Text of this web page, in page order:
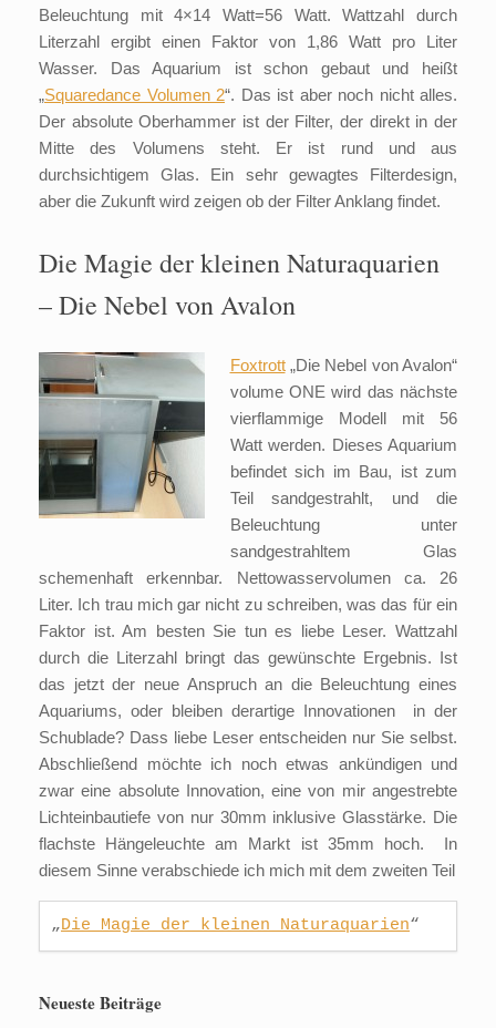
Beleuchtung mit 4×14 Watt=56 Watt. Wattzahl durch
Literzahl ergibt einen Faktor von 1,86 Watt pro Liter
Wasser. Das Aquarium ist schon gebaut und heißt
„Squaredance Volumen 2“. Das ist aber noch nicht alles.
Der absolute Oberhammer ist der Filter, der direkt in der
Mitte des Volumens steht. Er ist rund und aus
durchsichtigem Glas. Ein sehr gewagtes Filterdesign,
aber die Zukunft wird zeigen ob der Filter Anklang findet.
Die Magie der kleinen Naturaquarien
– Die Nebel von Avalon
Foxtrott„Die Nebel von Avalon“
volume ONE wird das nächste
vierflammige Modell mit 56
Watt werden. Dieses Aquarium
befindet sich im Bau, ist zum
Teil sandgestrahlt, und die
Beleuchtung unter
sandgestrahltem Glas
schemenhaft erkennbar. Nettowasservolumen ca. 26
Liter. Ich trau mich gar nicht zu schreiben, was das für ein
Faktor ist. Am besten Sie tun es liebe Leser. Wattzahl
durch die Literzahl bringt das gewünschte Ergebnis. Ist
das jetzt der neue Anspruch an die Beleuchtung eines
Aquariums, oder bleiben derartige Innovationen in der
Schublade? Dass liebe Leser entscheiden nur Sie selbst.
Abschließend möchte ich noch etwas ankündigen und
zwar eine absolute Innovation, eine von mir angestrebte
Lichteinbautiefe von nur 30mm inklusive Glasstärke. Die
flachste Hängeleuchte am Markt ist 35mm hoch. In
diesem Sinne verabschiede ich mich mit dem zweiten Teil
„Die Magie der kleinen Naturaquarien“
Neueste Beiträge